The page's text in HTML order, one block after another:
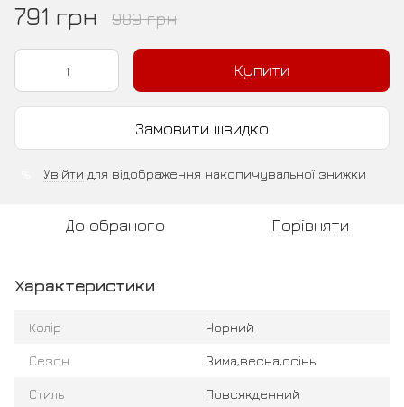
791 грн 989 грн
Купити
Замовити швидко
Увійти для відображення накопичувальної знижки
До обраного Порівняти
Характеристики
Колір Чорний
Сезон Зима,весна,осінь
Стиль Повсякденний